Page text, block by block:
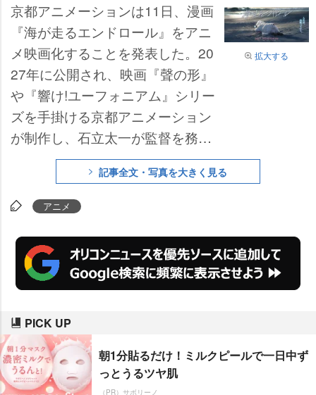
拡大する
京都アニメーションは11日、漫画
『海が走るエンドロール』をアニ
メ映画化することを発表した。20
27年に公開され、映画『聲の形』
『響け!ユーフォニアム』シリー
ズを手掛ける京都アニメーション
が制作し、石立太一が監督を務め
記事全文・写真を大きく見る
アニメ
PICK UP
朝1分貼るだけ！ミルクピールで一日中ず
っとうるツヤ肌
（PR）サボリーノ